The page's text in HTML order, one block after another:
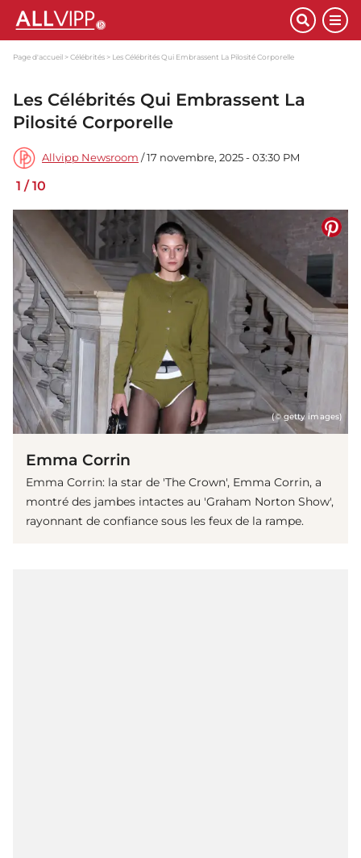
Page d'accueil Célébrités Les Célébrités Qui Embrassent La Pilosité Corporelle
Les Célébrités Qui Embrassent La
Pilosité Corporelle
Allvipp Newsroom / 17 novembre, 2025 - 03:30 PM
1 /10
(© getty images)
Emma Corrin
Emma Corrin: la star de 'The Crown', Emma Corrin, a
montré des jambes intactes au 'Graham Norton Show',
rayonnant de confiance sous les feux de la rampe.